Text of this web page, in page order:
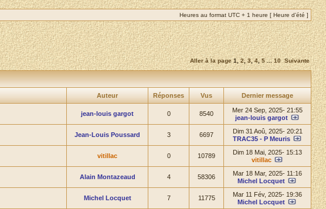
Heures au format UTC + 1 heure [ Heure d’été ]
Aller à la page 1,2,3,4,5...10 Suivante
Auteur Réponses Vus Dernier message
jean-louis gargot 0 8540
Mer 24 Sep, 2025- 21:55
jean-louis gargot
Jean-Louis Poussard 3 6697
Dim 31 Aoû, 2025- 20:21
TRAC35 - P Meuris
vitillac 0 10789
Dim 18 Mai, 2025- 15:13
vitillac
Alain Montazeaud 4 58306
Mar 18 Mar, 2025- 11:16
Michel Locquet
Michel Locquet 7 11775
Mar 11 Fév, 2025- 19:36
Michel Locquet